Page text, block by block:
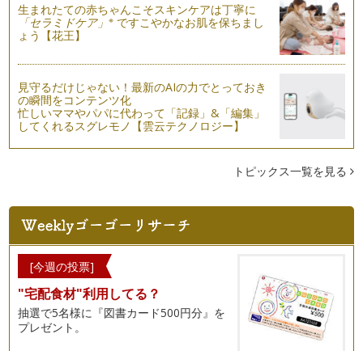
野菜でスイーツ♪ 親子で作ろうトマトのブラマンジェ
こんにちは！ 野菜ソムリエの岩本 香です。今年もあっとい
う間にもう半分…6月…
野菜の《旬》について知ろう！
こんにちは！野菜ソムリエの岩本 香です。少しずつ暑い日差
しが感じられるようになってきました…
緑色の野菜＝（ｲｺｰﾙ）苦手を打ち砕け！！
皆さん、こんにちは！ 野菜ソムリエの岩本 香です。 今回
のコラムでは、私の息子（現…
春だ！野菜を育ててみよう♪②～実践編～
桜が咲き始め、すっかり春ですね♪ 皆さんこんにちは、野菜
ソムリエの岩本 香です。 …
春だ！野菜を育ててみよう♪①～ねらい編～
春が近づいて来ましたね！ こんにちは！ 野菜ソムリエの岩
生まれたての赤ちゃんこそスキンケアは丁寧に
「セラミドケア」※ ですこやかなお肌を保ちまし
ょう【花王】
見守るだけじゃない！最新のAIの力でとっておき
の瞬間をコンテンツ化
忙しいママやパパに代わって「記録」&「編集」
してくれるスグレモノ【雲云テクノロジー】
トピックス一覧を見る
[今週の投票]
"宅配食材"利用してる？
抽選で5名様に『図書カード500円分』を
プレゼント。